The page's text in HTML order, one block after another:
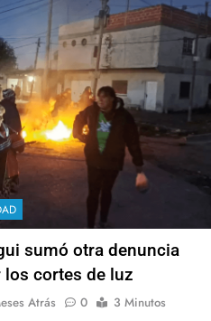
sumó otra denuncia
cortes de luz
Atrás 0
3 Minutos